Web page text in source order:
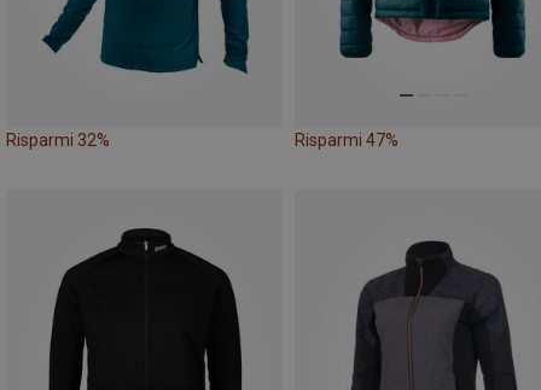
Risparmi 32% Risparmi 47%